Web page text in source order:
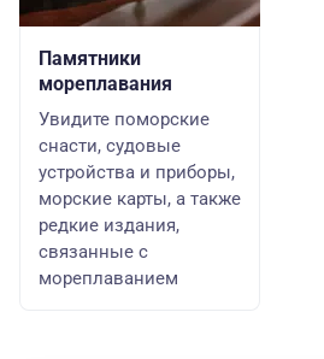
Памятники
мореплавания
Увидите поморские
снасти, судовые
устройства и приборы,
морские карты, а также
редкие издания,
связанные с
мореплаванием